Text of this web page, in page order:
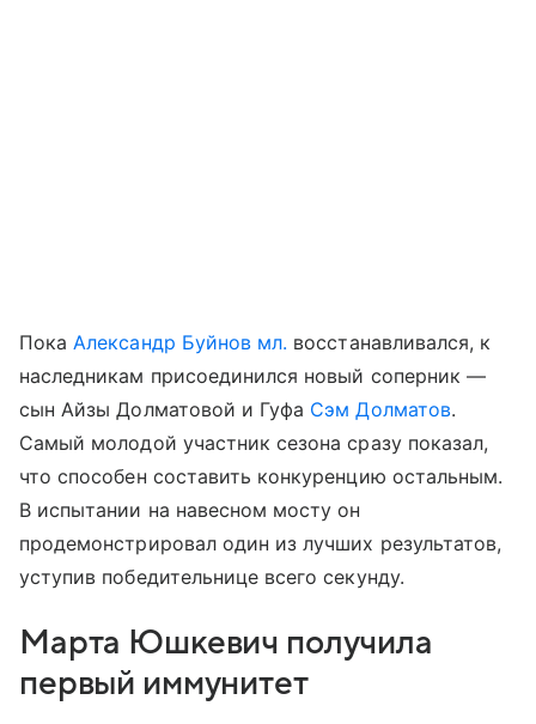
Пока Александр Буйнов мл. восстанавливался, к
наследникам присоединился новый соперник —
сын Айзы Долматовой и Гуфа Сэм Долматов.
Самый молодой участник сезона сразу показал,
что способен составить конкуренцию остальным.
В испытании на навесном мосту он
продемонстрировал один из лучших результатов,
уступив победительнице всего секунду.
Марта Юшкевич получила
первый иммунитет